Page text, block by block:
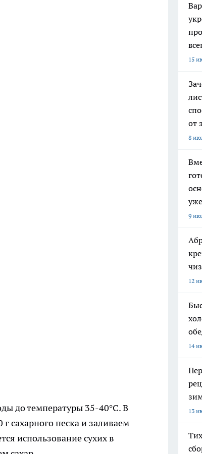
до температуры 35-40°С. В
сахарного песка и заливаем
использование сухих в
15
от
8
9
12
14
13